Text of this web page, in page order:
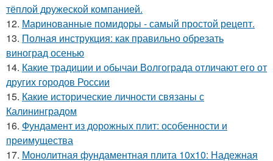
тёплой дружеской компанией.
12. Маринованные помидоры - самый простой рецепт.
13. Полная инструкция: как правильно обрезать
виноград осенью
14. Какие традиции и обычаи Волгограда отличают его от
других городов России
15. Какие исторические личности связаны с
Калининградом
16. Фундамент из дорожных плит: особенности и
преимущества
17. Монолитная фундаментная плита 10х10: Надежная